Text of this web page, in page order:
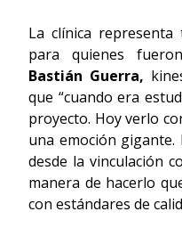
La clínica
para quienes
Bastián Guerra,
que “cuando era
proyecto. Hoy verlo
una emoción gigante.
desde la vinculación
manera de hacerlo
con estándares de